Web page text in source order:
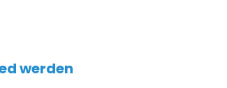
werden